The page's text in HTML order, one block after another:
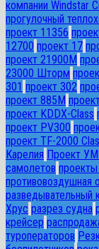
компании Windstar
прогулочный
проект 11356
12700 проект 17
проект 21900М
23000 Шторм
301 проект 302
проект 885М
проект KDDX-Class
проект PV300
проект TF-2000
Карелия Проект
самолетов
противовоздушная
разведывательный
Хрус разрез судна
крейсер
туроператоров